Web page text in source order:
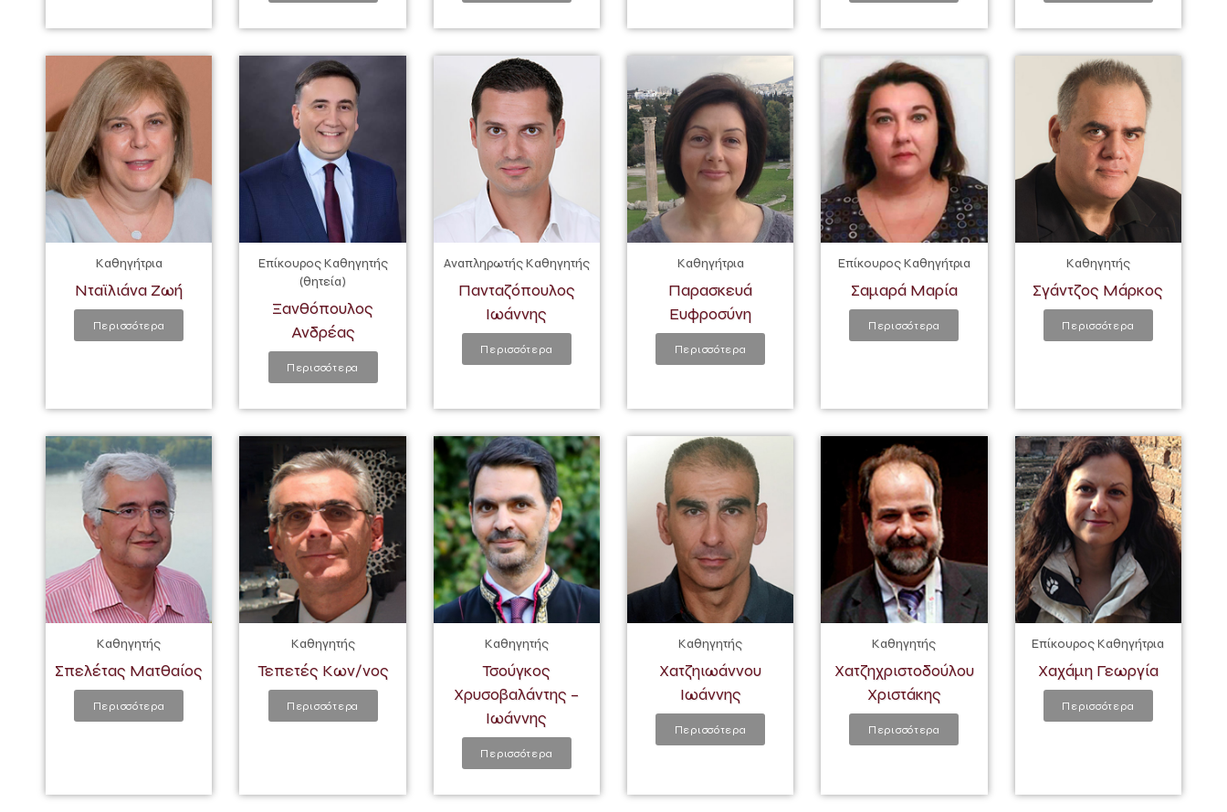
Καθηγήτρια
Νταϊλιάνα Ζωή
Περισσότερα
Επίκουρος Καθηγητής
(θητεία)
Ξανθόπουλος
Ανδρέας
Περισσότερα
Αναπληρωτής Καθηγητής
Πανταζόπουλος
Ιωάννης
Περισσότερα
Καθηγήτρια
Παρασκευά
Ευφροσύνη
Περισσότερα
Επίκουρος Καθηγήτρια
Σαμαρά Μαρία
Περισσότερα
Καθηγητής
Σγάντζος Μάρκος
Περισσότερα
Καθηγητής
Σπελέτας Ματθαίος
Περισσότερα
Καθηγητής
Τεπετές Κων/νος
Περισσότερα
Καθηγητής
Τσούγκος
Χρυσοβαλάντης –
Ιωάννης
Περισσότερα
Καθηγητής
Χατζηιωάννου
Ιωάννης
Περισσότερα
Καθηγητής
Χατζηχριστοδούλου
Χριστάκης
Περισσότερα
Επίκουρος Καθηγήτρια
Χαχάμη Γεωργία
Περισσότερα